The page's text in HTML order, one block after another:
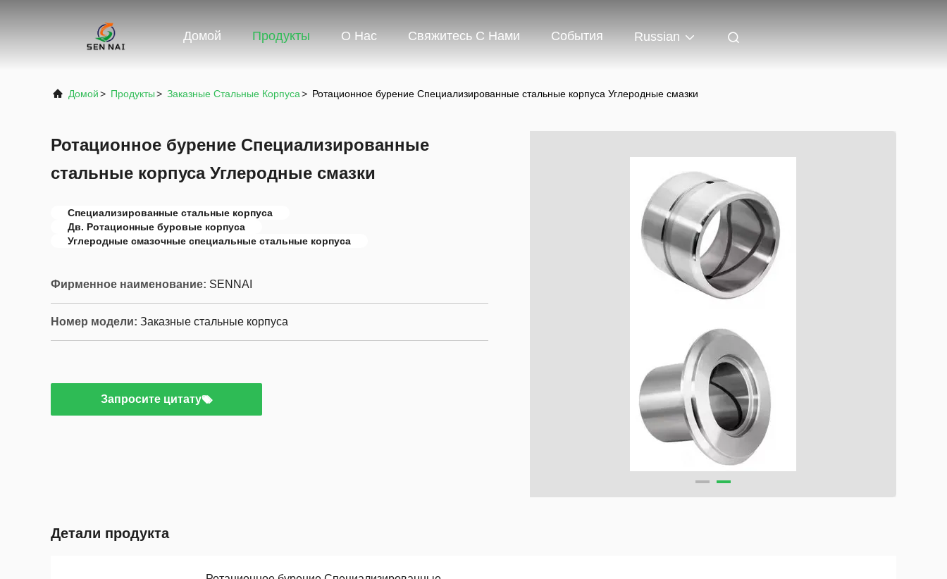
Домой Продукты О Нас Свяжитесь С Нами События Russian
Домой> Продукты> Заказные Стальные Корпуса> Ротационное бурение Специализированные стальные корпуса Углеродные смазки
Ротационное бурение Специализированные
стальные корпуса Углеродные смазки
Специализированные стальные корпуса
Дв. Ротационные буровые корпуса
Углеродные смазочные специальные стальные корпуса
Фирменное наименование: SENNAI
Номер модели: Заказные стальные корпуса
Запросите цитату
Детали продукта